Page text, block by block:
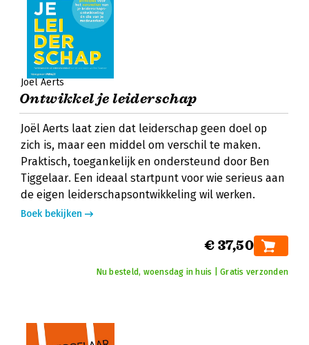
Joël Aerts
Ontwikkel je leiderschap
Joël Aerts laat zien dat leiderschap geen doel op
zich is, maar een middel om verschil te maken.
Praktisch, toegankelijk en ondersteund door Ben
Tiggelaar. Een ideaal startpunt voor wie serieus aan
de eigen leiderschapsontwikkeling wil werken.
Boek bekijken
€ 37,50
Nu besteld, woensdag in huis | Gratis verzonden